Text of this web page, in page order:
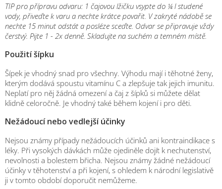
TIP pro přípravu odvaru: 1 čajovou lžičku vsypte do ¼ l studené
vody, přiveďte k varu a nechte krátce povařit. V zakryté nádobě se
nechte 15 minut odstát a posléze sceďte. Odvar se připravuje vždy
čerstvý. Pijte 1 - 2x denně. Skladujte na suchém a temném místě.
Použití šípku
Šípek je vhodný snad pro všechny. Výhodu mají i těhotné ženy,
kterým dodává spoustu vitamínu C a zlepšuje tak jejich imunitu.
Neplatí pro něj žádná omezení a čaj z šípků si můžete dělat
klidně celoročně. Je vhodný také během kojení i pro děti.
Nežádoucí nebo vedlejší účinky
Nejsou známy případy nežádoucích účinků ani kontraindikace s
léky. Při vysokých dávkách může ojediněle dojít k nechutenství,
nevolnosti a bolestem břicha. Nejsou známy žádné nežádoucí
účinky v těhotenství a při kojení, s ohledem k národní legislativě
ji v tomto období doporučit nemůžeme.